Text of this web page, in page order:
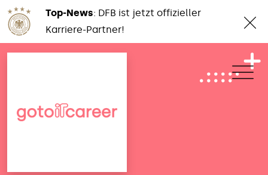
Top-News: DFB ist jetzt offizieller
Karriere-Partner!